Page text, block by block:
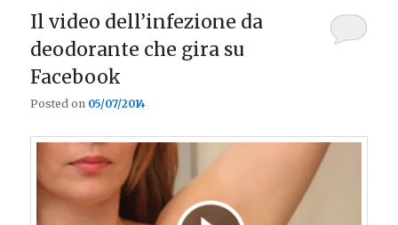
Il video dell’infezione da
deodorante che gira su
Facebook
Posted on 05/07/2014